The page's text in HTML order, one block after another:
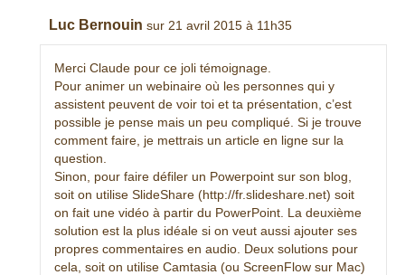
Luc Bernouin sur 21 avril 2015 à 11h35
Merci Claude pour ce joli témoignage.
Pour animer un webinaire où les personnes qui y
assistent peuvent de voir toi et ta présentation, c’est
possible je pense mais un peu compliqué. Si je trouve
comment faire, je mettrais un article en ligne sur la
question.
Sinon, pour faire défiler un Powerpoint sur son blog,
soit on utilise SlideShare (http://fr.slideshare.net) soit
on fait une vidéo à partir du PowerPoint. La deuxième
solution est la plus idéale si on veut aussi ajouter ses
propres commentaires en audio. Deux solutions pour
cela, soit on utilise Camtasia (ou ScreenFlow sur Mac)